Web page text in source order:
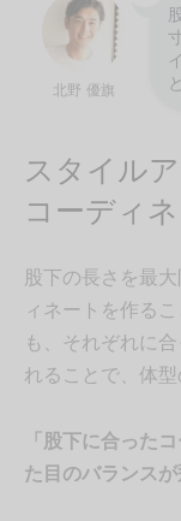
北野 優旗
スタイル
コーディ
股下の長さを最
ィネートを作る
も、それぞれに
れることで、体
「股下に合った
た目のバランス